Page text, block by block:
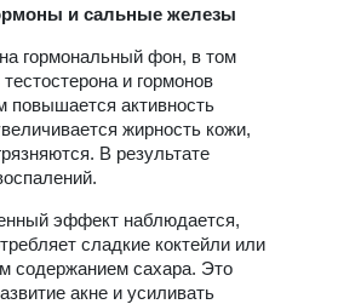
и сальные железы
гормональный фон, в том
и гормонов
повышается активность
жирность кожи,
В результате
эффект наблюдается,
сладкие коктейли или
содержанием сахара. Это
акне и усиливать